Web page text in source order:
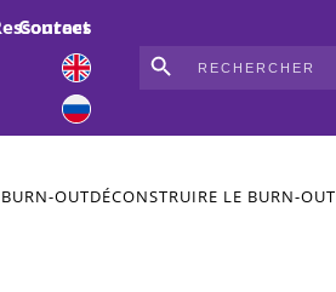
Contact
for:
OUTDÉCONSTRUIRE LE BURN-OUT